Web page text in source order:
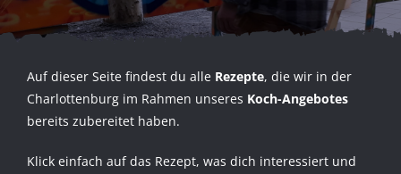
Was geht?
Programm
Archiv
Auf dieser Seite findest du alle Rezepte, die wir in der
Charlottenburg im Rahmen unseres Koch-Angebotes
bereits zubereitet haben.
Klick einfach auf das Rezept, was dich interessiert und